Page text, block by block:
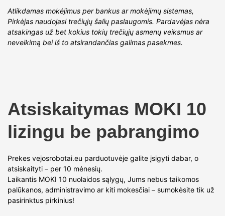
Atlikdamas mokėjimus per bankus ar mokėjimų sistemas,
Pirkėjas naudojasi trečiųjų šalių paslaugomis. Pardavėjas nėra
atsakingas už bet kokius tokių trečiųjų asmenų veiksmus ar
neveikimą bei iš to atsirandančias galimas pasekmes.
Atsiskaitymas MOKI 10
lizingu be pabrangimo
Prekes vejosrobotai.eu parduotuvėje galite įsigyti dabar, o
atsiskaityti – per 10 mėnesių.
Laikantis MOKI 10 nuolaidos sąlygų, Jums nebus taikomos
palūkanos, administravimo ar kiti mokesčiai – sumokėsite tik už
pasirinktus pirkinius!